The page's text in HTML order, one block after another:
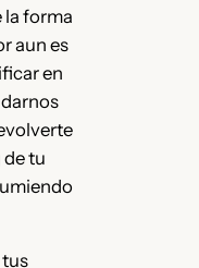
la forma
aun es
en
darnos
de tu
tus